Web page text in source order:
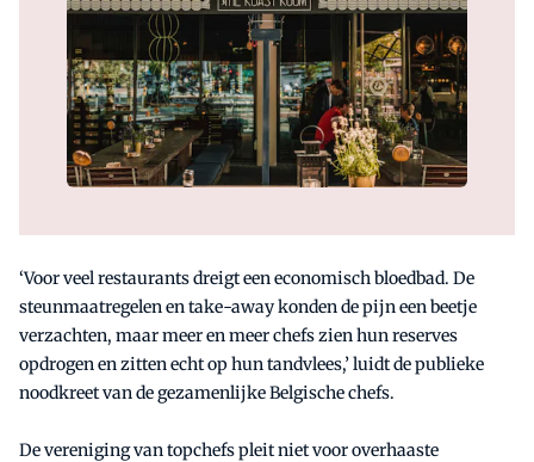
‘Voor veel restaurants dreigt een economisch bloedbad. De
steunmaatregelen en take-away konden de pijn een beetje
verzachten, maar meer en meer chefs zien hun reserves
opdrogen en zitten echt op hun tandvlees,’ luidt de publieke
noodkreet van de gezamenlijke Belgische chefs.
De vereniging van topchefs pleit niet voor overhaaste